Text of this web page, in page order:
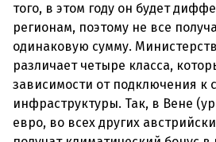
того, в этом году он будет
регионам, поэтому не все
одинаковую сумму.
различает четыре класса,
зависимости от подключения к
инфраструктуры. Так, в Вене
евро, во всех других